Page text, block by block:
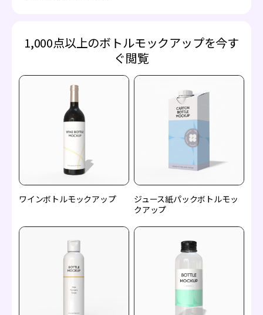
1,000点以上のボトルモックアップを今す
ぐ閲覧
ワインボトルモックアップ
ジュース紙パックボトルモッ
クアップ